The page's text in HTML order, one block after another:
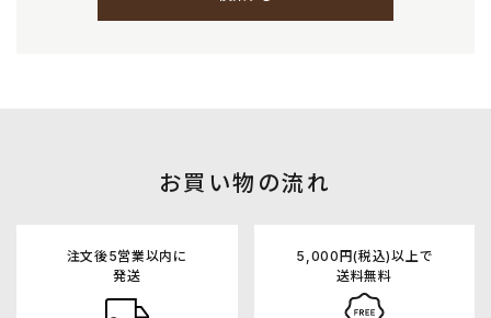
カテゴリー
お買い物の流れ
注文後5営業以内に
発送
5,000円(税込)以上で
送料無料